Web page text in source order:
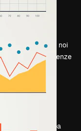
Prezzi
Lavora con noi
Cerca tendenze
Blog
Slidesgo
Sala stampa